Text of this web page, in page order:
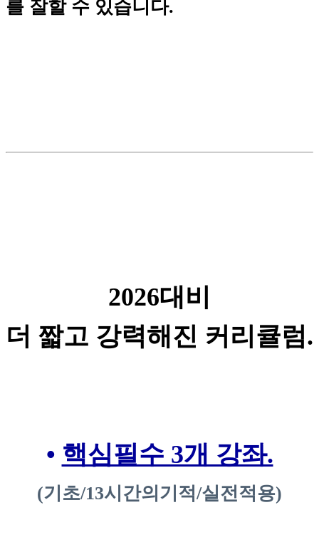
를 잘할 수 있습니다.
2026대비
더 짧고 강력해진 커리큘럼.
• 핵심필수 3개 강좌.
(기초/13시간의기적/실전적용)